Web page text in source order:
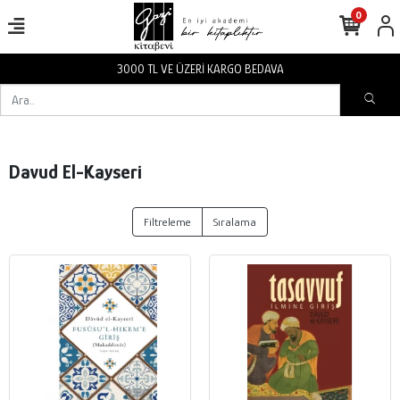
3000 TL VE ÜZERİ KARGO BEDAVA
0
Davud El-Kayseri
Filtreleme Sıralama